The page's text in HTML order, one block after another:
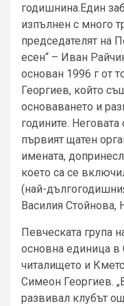
годишнина.Един
изпълнен с много
председателят на
есен“ – Иван
основан 1996 г от
Георгиев, който
основаването и
годините.
първият щатен
имената,
което са се
(най-
Василия Стойнова,
Певческата група
основна единица
читалището и
Симеон Георгиев.
развивал клубът